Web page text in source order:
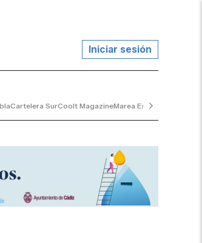
Iniciar sesión
Cartelera SurCoolt MagazineMarea Escorada